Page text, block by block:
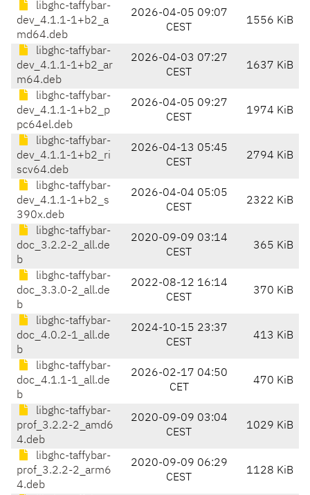
libghc-taffybar-
dev_4.1.1-1+b2_a
md64.deb
2026-04-05 09:07
CEST
1556 KiB
libghc-taffybar-
dev_4.1.1-1+b2_ar
m64.deb
2026-04-03 07:27
CEST
1637 KiB
libghc-taffybar-
dev_4.1.1-1+b2_p
pc64el.deb
2026-04-05 09:27
CEST
1974 KiB
libghc-taffybar-
dev_4.1.1-1+b2_ri
scv64.deb
2026-04-13 05:45
CEST
2794 KiB
libghc-taffybar-
dev_4.1.1-1+b2_s
390x.deb
2026-04-04 05:05
CEST
2322 KiB
libghc-taffybar-
doc_3.2.2-2_all.de
b
2020-09-09 03:14
CEST
365 KiB
libghc-taffybar-
doc_3.3.0-2_all.de
b
2022-08-12 16:14
CEST
370 KiB
libghc-taffybar-
doc_4.0.2-1_all.de
b
2024-10-15 23:37
CEST
413 KiB
libghc-taffybar-
doc_4.1.1-1_all.de
b
2026-02-17 04:50
CET
470 KiB
libghc-taffybar-
prof_3.2.2-2_amd6
4.deb
2020-09-09 03:04
CEST
1029 KiB
libghc-taffybar-
prof_3.2.2-2_arm6
4.deb
2020-09-09 06:29
CEST
1128 KiB